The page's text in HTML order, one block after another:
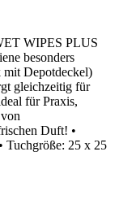
WIPES PLUS
besonders
mit Depotdeckel)
gleichzeitig für
für Praxis,
Duft! •
Tuchgröße: 25 x 25